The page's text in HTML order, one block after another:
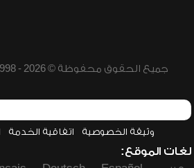
جميع الحقوق محفوظة © 2026 - 1998 لشبكة إسلام ويب
وثيقة الخصوصية اتفاقية الخدمة
لغات الموقع: